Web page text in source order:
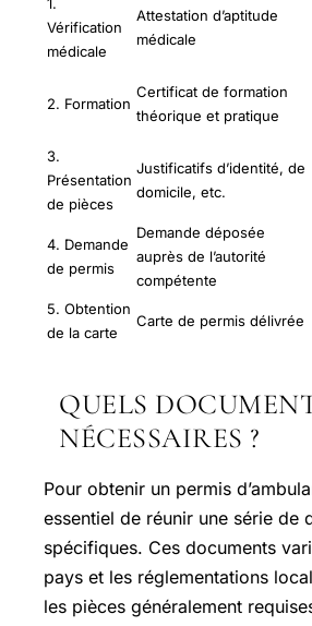
Vérification
médicale
Attestation d’aptitude
médicale
2. Formation
Certificat de formation
théorique et pratique
3.
Présentation
de pièces
Justificatifs d’identité, de
domicile, etc.
4. Demande
de permis
Demande déposée
auprès de l’autorité
compétente
5. Obtention
de la carte
Carte de permis délivrée
QUELS
NÉCESSAIRES ?
Pour obtenir un permis
essentiel de réunir une série de
spécifiques. Ces documents
pays et les réglementations
les pièces généralement